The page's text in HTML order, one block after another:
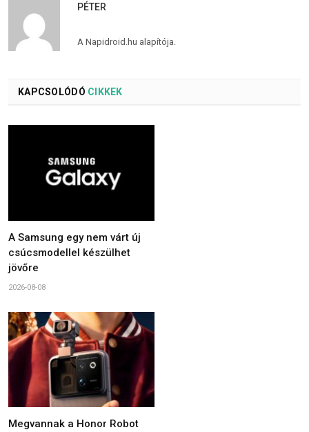
PÉTER
A Napidroid.hu alapítója.
KAPCSOLÓDÓ CIKKEK
A Samsung egy nem várt új
csúcsmodellel készülhet
jövőre
2026-08-08
Megvannak a Honor Robot